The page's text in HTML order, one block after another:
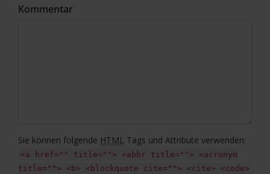
Kommentar
Sie können folgende HTML Tags und Attribute verwenden:
<a href="" title=""> <abbr title=""> <acronym
title=""> <b> <blockquote cite=""> <cite> <code>